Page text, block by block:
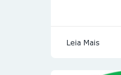
Leia Mais